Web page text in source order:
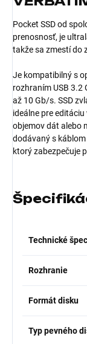
Pocket SSD od
prenosnosť, je
takže sa zmestí do
Je kompatibilný s
rozhraním USB 3.2
až 10 Gb/s. SSD
ideálne pre
objemov dát alebo
dodávaný s káblom
ktorý zabezpečuje
Technické
Rozhranie
Formát disku
Typ pevného